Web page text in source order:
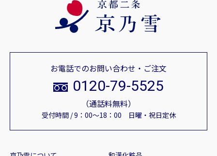
お電話でのお問い合わせ・ご注文
0120-79-5525
（通話料無料）
受付時間 / 9：00～18：00 日曜・祝日定休